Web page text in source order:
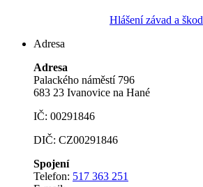
Hlášení závad a škod
Adresa
Adresa
Palackého náměstí 796
683 23 Ivanovice na Hané
IČ: 00291846
DIČ: CZ00291846
Spojení
Telefon: 517 363 251